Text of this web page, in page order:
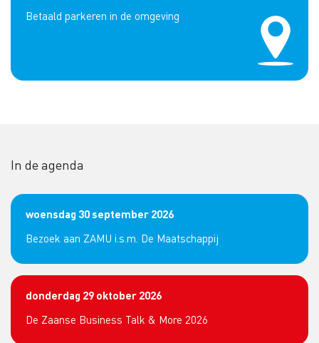
Betaald parkeren in de omgeving
In de agenda
woensdag 30 september 2026
Bezoek aan ZAMU i.s.m. De Maatschappij
donderdag 29 oktober 2026
De Zaanse Business Talk & More 2026